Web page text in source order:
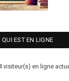
QUI EST EN LIGNE
visiteur(s) en ligne